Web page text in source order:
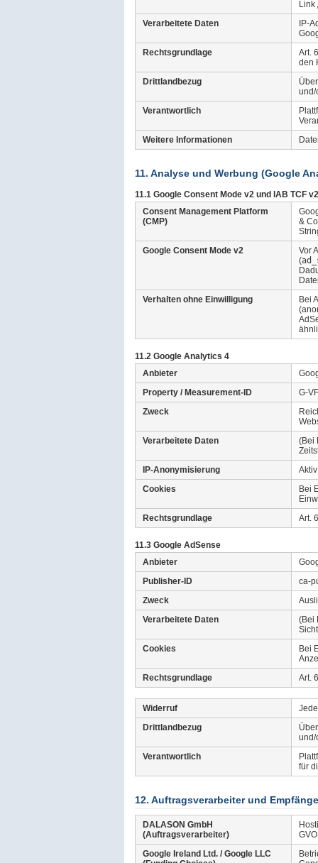
Link
Verarbeitete Daten
IP-
Rechtsgrundlage
Art.
den
Drittlandbezug
und/
Verantwortlich
Weitere Informationen
11. Analyse und Werbung (Google
11.1 Google Consent Mode v2 und IAB TCF
Consent Management Platform
(CMP)
&
Google Consent Mode v2
Vor
(
Verhalten ohne Einwilligung
Bei
11.2 Google Analytics 4
Anbieter
Property / Measurement-ID
G-
Zweck
Verarbeitete Daten
(Bei
IP-Anonymisierung
Cookies
Bei
Rechtsgrundlage
Art.
11.3 Google AdSense
Anbieter
Publisher-ID
ca-
Zweck
Verarbeitete Daten
(Bei
Cookies
Bei
Rechtsgrundlage
Art.
Widerruf
Drittlandbezug
und/
Verantwortlich
für
12. Auftragsverarbeiter und
DALASON GmbH
(Auftragsverarbeiter)
Google Ireland Ltd. / Google LLC